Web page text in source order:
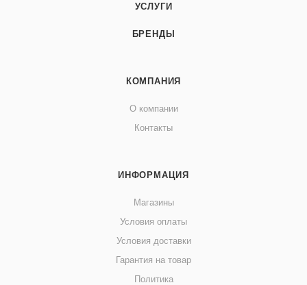
УСЛУГИ
БРЕНДЫ
КОМПАНИЯ
О компании
Контакты
ИНФОРМАЦИЯ
Магазины
Условия оплаты
Условия доставки
Гарантия на товар
Политика